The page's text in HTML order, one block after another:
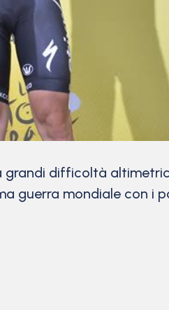
grandi difficoltà
guerra mondiale con i